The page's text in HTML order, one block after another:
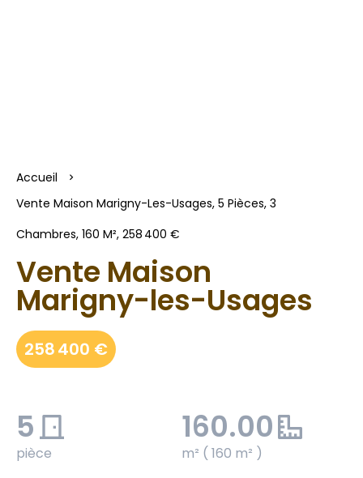
Accueil
Vente Maison Marigny-Les-Usages, 5 Pièces, 3
Chambres, 160 M², 258 400 €
Vente Maison
Marigny-les-Usages
258 400 €
5
pièce
160.00
m² ( 160 m² )